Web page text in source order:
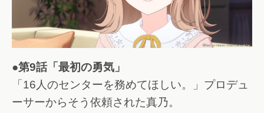
●第9話「最初の勇気」
「16人のセンターを務めてほしい。」プロデュ
ーサーからそう依頼された真乃。